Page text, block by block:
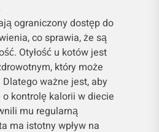
ograniczony dostęp do
co sprawia, że ​​są
Otyłość u kotów jest
który może
ważne jest, aby
kontrolę kalorii w diecie
mu regularną
ma istotny wpływ na